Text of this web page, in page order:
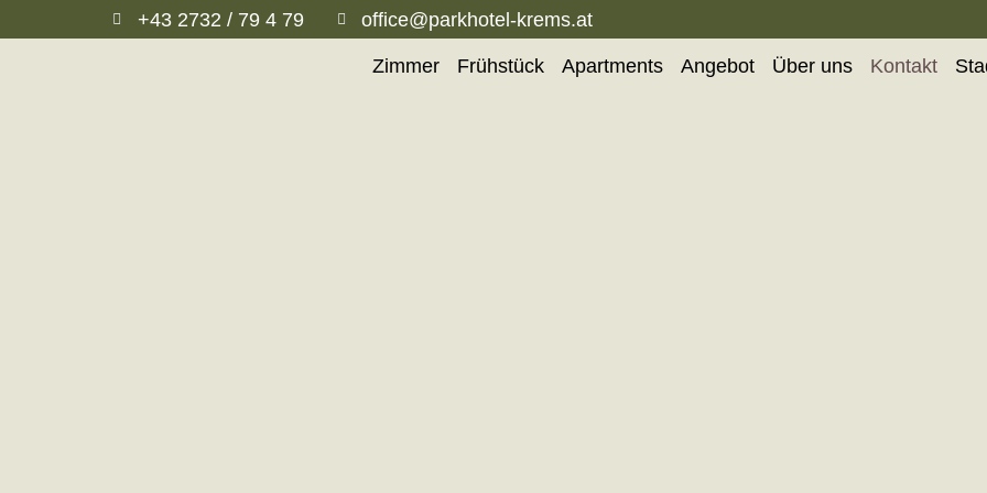
+43 2732 / 79 4 79 office@parkhotel-krems.at
Zimmer Frühstück Apartments Angebot Über uns Kontakt